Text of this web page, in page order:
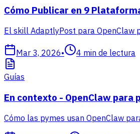
Cómo Publicar en 9
El skill AdaptlyPost para OpenClaw
Mar 3, 2026• 4 min de lectura
Guías
En contexto - OpenClaw para
Cómo las pymes usan OpenClaw